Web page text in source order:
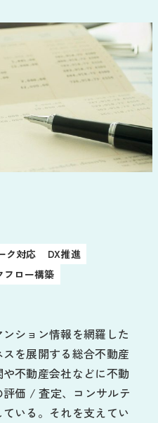
ク対応
DX推進
フロー構築
ション情報を網羅した
を展開する総合不動産
不動産会社などに不動
価 / 査定、コンサルテ
いる。それを支えてい